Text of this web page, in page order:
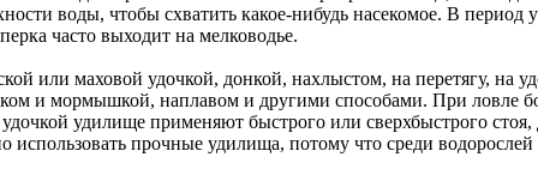
воды, чтобы схватить какое-нибудь насекомое. В период
часто выходит на мелководье.
или маховой удочкой, донкой, нахлыстом, на перетягу, на
и мормышкой, наплавом и другими способами. При ловле
удилище применяют быстрого или сверхбыстрого
использовать прочные удилища, потому что среди